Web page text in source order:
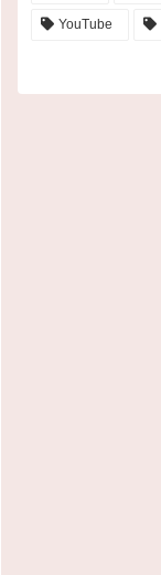
YouTube